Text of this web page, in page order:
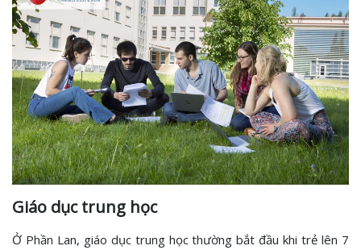
Giáo dục trung học
Ở Phần Lan, giáo dục trung học thường bắt đầu khi trẻ lên 7